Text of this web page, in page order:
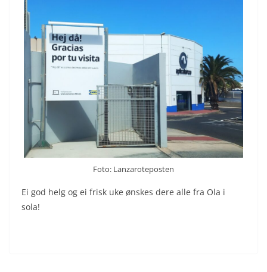
Foto: Lanzaroteposten
Ei god helg og ei frisk uke ønskes dere alle fra Ola i
sola!